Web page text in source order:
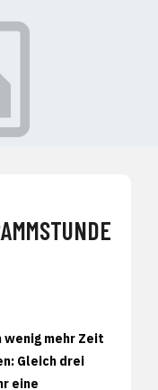
wenig mehr Zeit
Gleich drei
eine